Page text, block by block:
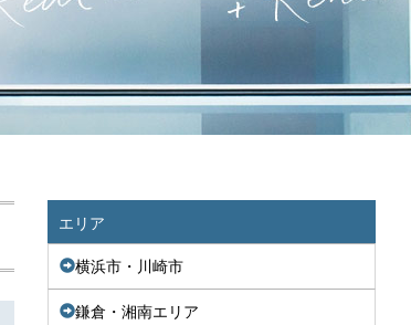
エリア
横浜市・川崎市
鎌倉・湘南エリア